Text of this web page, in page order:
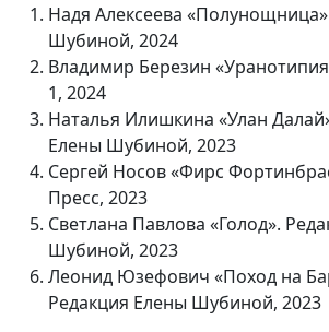
Надя Алексеева
Шубиной, 2024
Владимир Березин
1, 2024
Наталья Илишкина «Улан
Елены Шубиной, 2023
Сергей Носов «Фирс
Пресс, 2023
Светлана Павлова «Голод».
Шубиной, 2023
Леонид Юзефович «Поход на
Редакция Елены Шубиной, 2023